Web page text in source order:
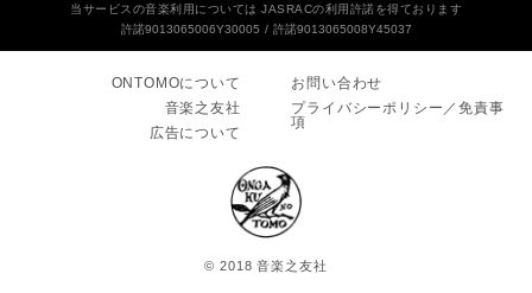
当サービスの音楽利用については JASRACの利用許諾を得ております
許諾9013065006Y30005
許諾9013065008Y45037
ONTOMOについて
音楽之友社
広告について
お問い合わせ
プライバシーポリシー／免責事
項
© 2018 音楽之友社